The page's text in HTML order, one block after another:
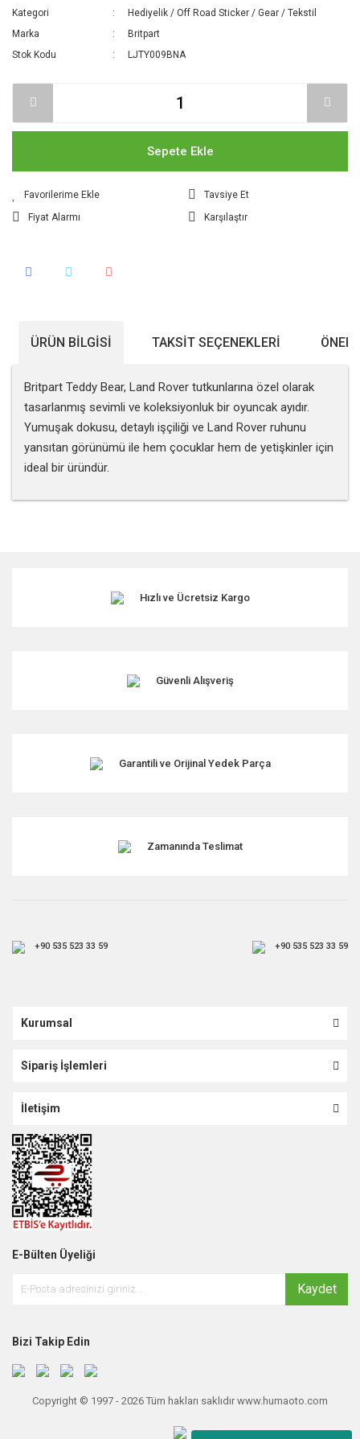
Kategori
Hediyelik / Off Road Sticker / Gear / Tekstil
Marka
Britpart
Stok Kodu
LJTY009BNA
Sepete Ekle
Tavsiye Et
Fiyat Alarmı
Karşılaştır
ÜRÜN BILGISI TAKSIT SEÇENEKLERI
Britpart Teddy Bear, Land Rover tutkunlarına özel olarak
tasarlanmış sevimli ve koleksiyonluk bir oyuncak ayıdır.
Yumuşak dokusu, detaylı işçiliği ve Land Rover ruhunu
yansıtan görünümü ile hem çocuklar hem de yetişkinler için
ideal bir üründür.
Ürün resmi kalitesiz, bozuk veya görüntülenemiyor.
Ürün fiyatı diğer sitelerden daha pahalı.
Hızlı ve Ücretsiz Kargo
Güvenli Alışveriş
Garantili ve Orijinal Yedek Parça
Zamanında Teslimat
+90 535 523 33 59 +90 535 523 33 59
Kurumsal
Sipariş İşlemleri
İletişim
E-Bülten Üyeliği
Kaydet
Bizi Takip Edin
Copyright © 1997 - 2026 Tüm hakları saklıdır www.humaoto.com